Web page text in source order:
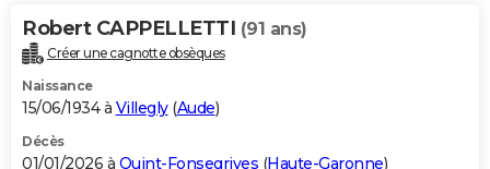
Robert CAPPELLETTI (91 ans)
Créer une cagnotte obsèques
Naissance
15/06/1934 à Villegly(Aude)
Décès
01/01/2026 à Quint-Fonsegrives (Haute-Garonne)